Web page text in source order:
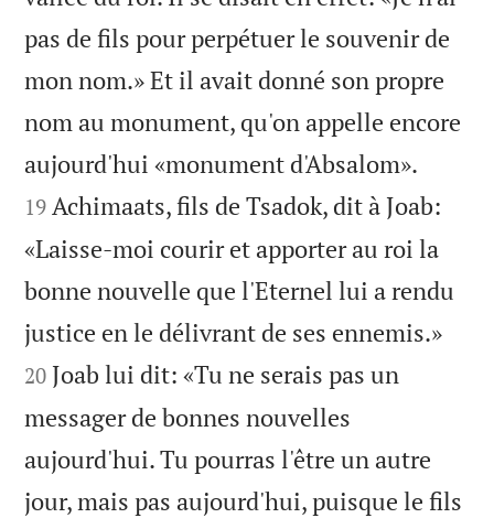
pas de fils pour perpétuer le souvenir de
mon nom.» Et il avait donné son propre
nom au monument, qu'on appelle encore
aujourd'hui «monument d'Absalom».
19 Achimaats, fils de Tsadok, dit à Joab:
«Laisse-moi courir et apporter au roi la
bonne nouvelle que l'Eternel lui a rendu
justice en le délivrant de ses ennemis.»
20 Joab lui dit: «Tu ne serais pas un
messager de bonnes nouvelles
aujourd'hui. Tu pourras l'être un autre
jour, mais pas aujourd'hui, puisque le fils